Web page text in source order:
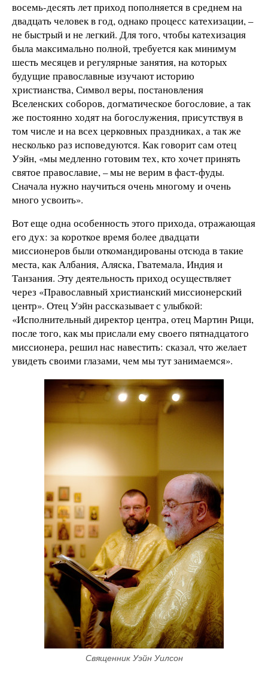
восемь-десять лет приход пополняется в среднем на
двадцать человек в год, однако процесс катехизации, –
не быстрый и не легкий. Для того, чтобы катехизация
была максимально полной, требуется как минимум
шесть месяцев и регулярные занятия, на которых
будущие православные изучают историю
христианства, Символ веры, постановления
Вселенских соборов, догматическое богословие, а так
же постоянно ходят на богослужения, присутствуя в
том числе и на всех церковных праздниках, а так же
несколько раз исповедуются. Как говорит сам отец
Уэйн, «мы медленно готовим тех, кто хочет принять
святое православие, – мы не верим в фаст-фуды.
Сначала нужно научиться очень многому и очень
много усвоить».
Вот еще одна особенность этого прихода, отражающая
его дух: за короткое время более двадцати
миссионеров были откомандированы отсюда в такие
места, как Албания, Аляска, Гватемала, Индия и
Танзания. Эту деятельность приход осуществляет
через «Православный христианский миссионерский
центр». Отец Уэйн рассказывает с улыбкой:
«Исполнительный директор центра, отец Мартин Рици,
после того, как мы прислали ему своего пятнадцатого
миссионера, решил нас навестить: сказал, что желает
увидеть своими глазами, чем мы тут занимаемся».
Священник Уэйн Уилсон